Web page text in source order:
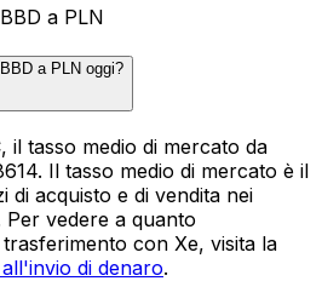
a PLN
a PLN oggi?
il tasso medio di mercato da
Il tasso medio di mercato è il
di acquisto e di vendita nei
vedere a quanto
con Xe, visita la
di denaro.